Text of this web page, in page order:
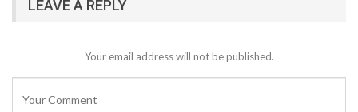
LEAVE A REPLY
Your email address will not be published.